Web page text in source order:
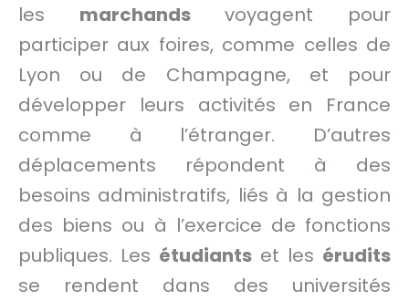
les marchands voyagent pour
participer aux foires, comme celles de
Lyon ou de Champagne, et pour
développer leurs activités en France
comme à l’étranger. D’autres
déplacements répondent à des
besoins administratifs, liés à la gestion
des biens ou à l’exercice de fonctions
publiques. Les étudiants et les érudits
se rendent dans des universités